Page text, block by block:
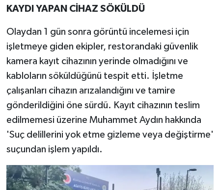
KAYDI YAPAN CİHAZ SÖKÜLDÜ
Olaydan 1 gün sonra görüntü incelemesi için
işletmeye giden ekipler, restorandaki güvenlik
kamera kayıt cihazının yerinde olmadığını ve
kabloların söküldüğünü tespit etti. İşletme
çalışanları cihazın arızalandığını ve tamire
gönderildiğini öne sürdü. Kayıt cihazının teslim
edilmemesi üzerine Muhammet Aydın hakkında
'Suç delillerini yok etme gizleme veya değiştirme'
suçundan işlem yapıldı.